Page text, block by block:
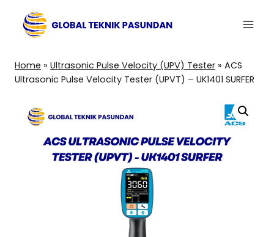
content
Home » Ultrasonic Pulse Velocity (UPV) Tester » ACS
Ultrasonic Pulse Velocity Tester (UPVT) – UK1401 SURFER